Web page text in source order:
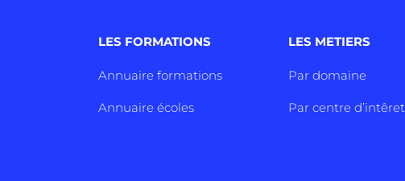
LES FORMATIONS
Annuaire formations
Annuaire écoles
LES METIERS
Par domaine
Par centre d’intêret